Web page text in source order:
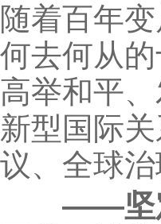
随着百年
何去何从
高举和平
新型国际
议、全球
——坚